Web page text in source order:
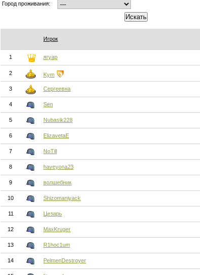
Город проживания:
Игрок
1 ягуар
2 Kym
3 Сергеевна
4 Sen
5 Nubasik228
6 ElizavetaE
7 NoTill
8 haveyona23
9 волшебник
10 Shizomaniyack
11 Цезарь
12 MaxKruger
13 R1hoc1um
14 PelmenDestroyer